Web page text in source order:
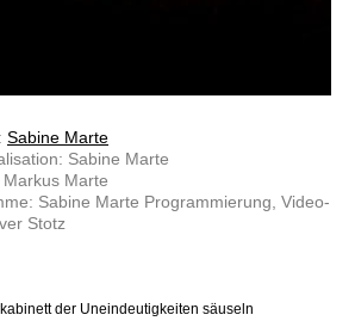
Sabine Marte
Sabine Marte
Marte
Sabine Marte Programmierung, Video-
Stotz
der Uneindeutigkeiten säuseln